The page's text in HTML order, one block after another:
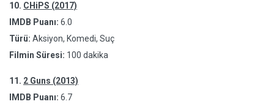
10. CHiPS (2017)
IMDB Puanı: 6.0
Türü: Aksiyon, Komedi, Suç
Filmin Süresi: 100 dakika
11. 2 Guns (2013)
IMDB Puanı: 6.7